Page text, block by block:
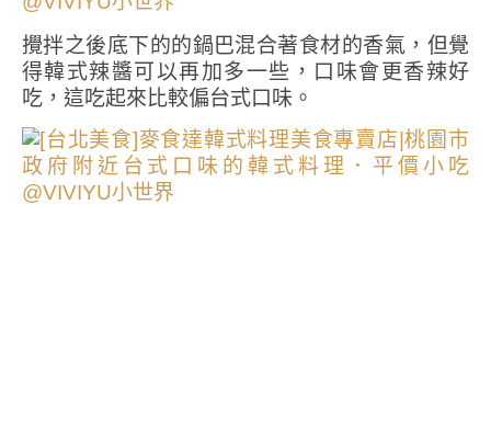
攪拌之後底下的的鍋巴混合著食材的香氣，但覺
得韓式辣醬可以再加多一些，口味會更香辣好
吃，這吃起來比較偏台式口味。